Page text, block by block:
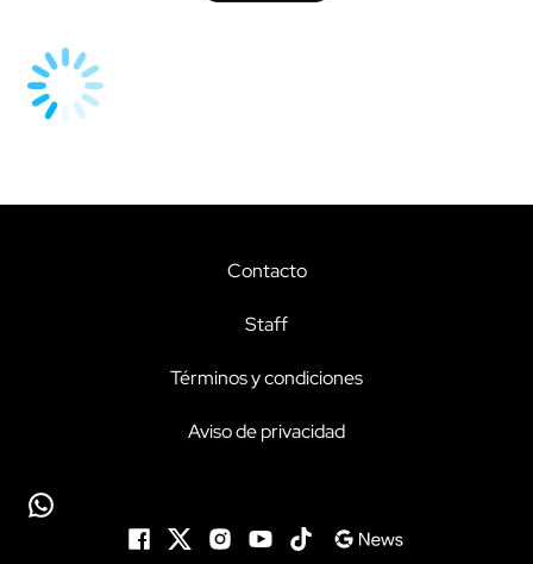
Contacto
Staff
Términos y condiciones
Aviso de privacidad